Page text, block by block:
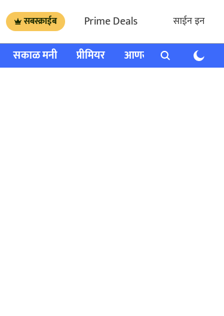
सबस्क्राईब Prime Deals साईन इन
सकाळ मनी प्रीमियर आणखी राशी भविष्य